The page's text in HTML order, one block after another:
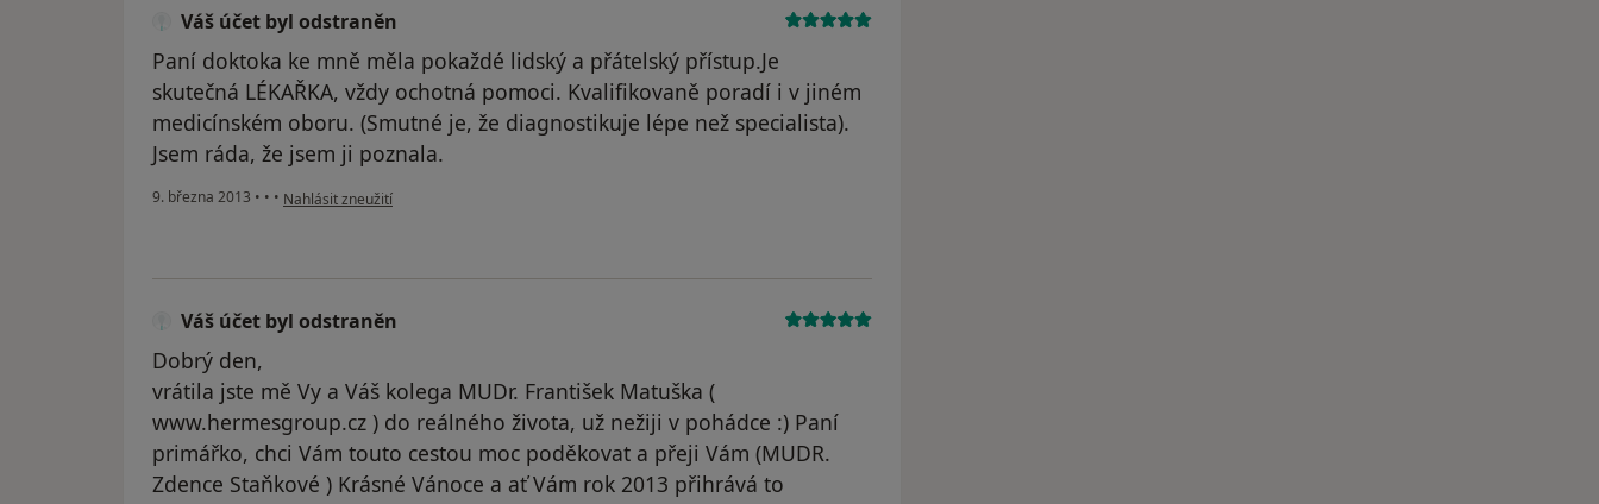
Váš účet byl odstraněn
Paní doktoka ke mně měla pokaždé lidský a přátelský přístup.Je
skutečná LÉKAŘKA, vždy ochotná pomoci. Kvalifikovaně poradí i v jiném
medicínském oboru. (Smutné je, že diagnostikuje lépe než specialista).
Jsem ráda, že jsem ji poznala.
9. března 2013 • • • podle názoru uživatele Váš účet byl odstraněn
Nahlásit zneužití
Váš účet byl odstraněn
Dobrý den,
vrátila jste mě Vy a Váš kolega MUDr. František Matuška (
www.hermesgroup.cz ) do reálného života, už nežiji v pohádce :) Paní
primářko, chci Vám touto cestou moc poděkovat a přeji Vám (MUDR.
Zdence Staňkové ) Krásné Vánoce a ať Vám rok 2013 přihrává to